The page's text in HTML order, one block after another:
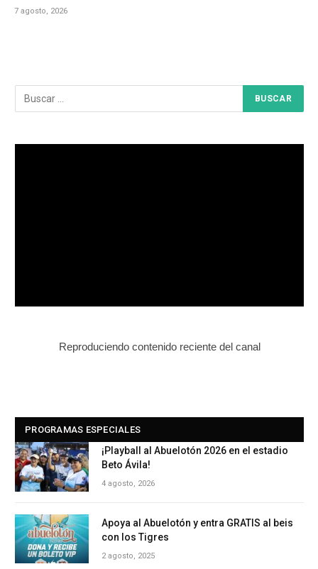
7 agosto, 2026
Reproduciendo contenido reciente del canal
PROGRAMAS ESPECIALES
¡Playball al Abuelotón 2026 en el estadio
Beto Ávila!
4 agosto, 2026
Apoya al Abuelotón y entra GRATIS al beis
con los Tigres
2 agosto, 2025